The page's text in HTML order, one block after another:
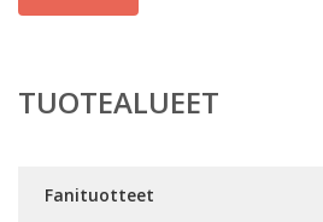
TUOTEALUEET
Fanituotteet